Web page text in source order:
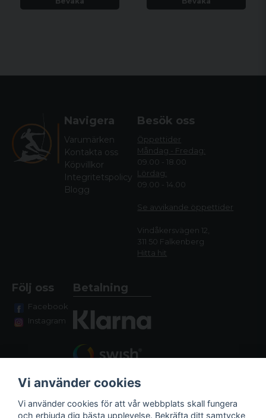
Navigera
Varumärken
Kontakta oss
Köpvillkor
Integritetspolicy
Blogg
Besök oss
Öppettider
Måndag - Fredag:
09.00 - 18.00
Lördag:
09.00 - 14.00
Se avvikande öppettider
Vindåkersvägen 12,
311 50 Falkenberg
Hitta hit
Följ oss
Facebook
Instagram
Betalning
Vi använder cookies
Vi använder cookies för att vår webbplats skall fungera
och erbjuda dig bästa upplevelse. Bekräfta ditt samtycke